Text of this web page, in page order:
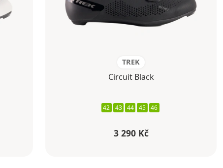
TREK
Circuit Black
42 43 44 45 46
3 290 Kč